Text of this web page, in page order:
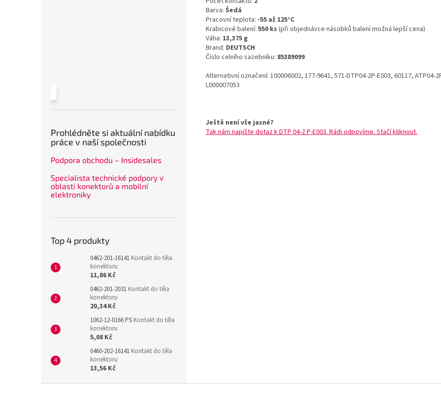
Prohlédněte si aktuální nabídku
práce v naší společnosti
Podpora obchodu – Insidesales
Specialista technické podpory v
oblasti konektorů a mobilní
elektroniky
Top 4 produkty
0462-201-16141 Kontakt do těla
konektoru
11,86 Kč
0462-201-2031 Kontakt do těla
konektoru
20,34 Kč
1062-12-0166 PS Kontakt do těla
konektoru
5,08 Kč
0460-202-16141 Kontakt do těla
konektoru
13,56 Kč
Barva: Šedá
Pracovní teplota: -55 až 125°C
Krabicové balení: 550 ks (při objednávce násobků balení možná lepší cena)
Váha: 13,375 g
Brand: DEUTSCH
Číslo celního sazebníku: 85389099
Alternativní označení: 100006002, 177-9641, 571-DTP04-2P-E003, 60117, ATP04-
L000007053
Ještě není vše jasné?
Tak nám napište dotaz k DTP 04-2 P-E003. Rádi odpovíme. Stačí kliknout.